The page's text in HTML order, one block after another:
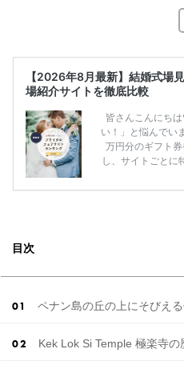
【2026年8月最新】結婚式場
場紹介サイトを徹底比較
皆さんこんにち
い！」と悩んでい
万円分のギフト
し、サイトごとに
ンペーン特典ラン
目次
ペナン島の丘の上にそびえ
Kek Lok Si Temple 極楽寺の